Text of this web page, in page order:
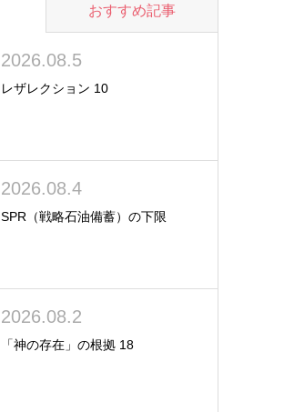
おすすめ記事
2026.08.5
レザレクション 10
2026.08.4
SPR（戦略石油備蓄）の下限
2026.08.2
「神の存在」の根拠 18